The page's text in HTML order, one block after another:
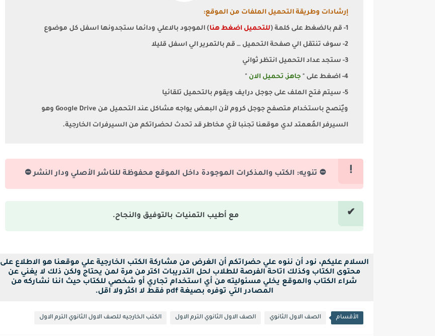
إرشادات وطريقة التحميل الملفات من الموقع:
1- قم بالضغط على كلمة ( للتحميل اضغط هنا) الموجود بالاعلي ودائما ستجدونها اسفل كل موضوع
2- سوف تنتقل الي صفحة التحميل … قم بالتمرير الي اسفل قليلا
3- ستجد عداد التحميل انتظر ثواني
4- اضغط على " جاهز, تحميل الان "
5- سيتم فتح الملف على جوجل درايف ويقوم بالتحميل تلقائيا
ويٌنصح باستخدام متصفح جوجل كروم لأن البعض يواجه مشاكل عند التحميل من Google Drive وهو
السيرفر المُعمتد لدي موقعنا تجنبا لأي مخاطر قد تحدث لحضراتكم من السيرفرات الخارجية.
⛔ تنويه: الكتب والمذكرات الموجودة داخل الموقع محفوظة للناشر الأصلي ودار النشر ⛔
مع أطيب التمنيات بالتوفيق والنجاح.
السلام عليكم، نود أن ننوه علي حضراتكم أن الغرض من مشاركة الكتب الخارجية علي موقعنا هو الاطلاع على
محتوى الكتاب وكذلك اتاحة الفرصة للطلاب لحل التدريبات اكتر من مرة لمن يحتاج ولكن ذلك لا يغني عن
شراء الكتاب والموقع يخلي مسئوليته من أي استخدام تجاري أو شخصي للكتاب حيث اننا نشاركه من
المصادر التي توفره بصيغة pdf فقط لا اكثر ولا اقل.
الأقسام الصف الاول الثانوي الصف الاول الثانوي الترم الاول الكتب الخارجيه للصف الاول الثانوي الترم الاول